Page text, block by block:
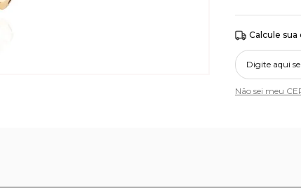
Calcule
Não sei meu